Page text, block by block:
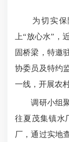
为切实保障
上“放心水”，
固桥梁，特邀
协委员及特约
一线，开展农
调研小组聚
往夏茂集镇水
厂，通过实地